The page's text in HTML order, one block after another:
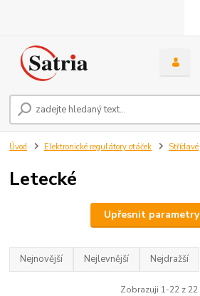
Úvod Elektronické regulátory otáček Střídavé
Letecké
Upřesnit parametry
Nejnovější Nejlevnější Nejdražší
Zobrazuji 1-22 z 22